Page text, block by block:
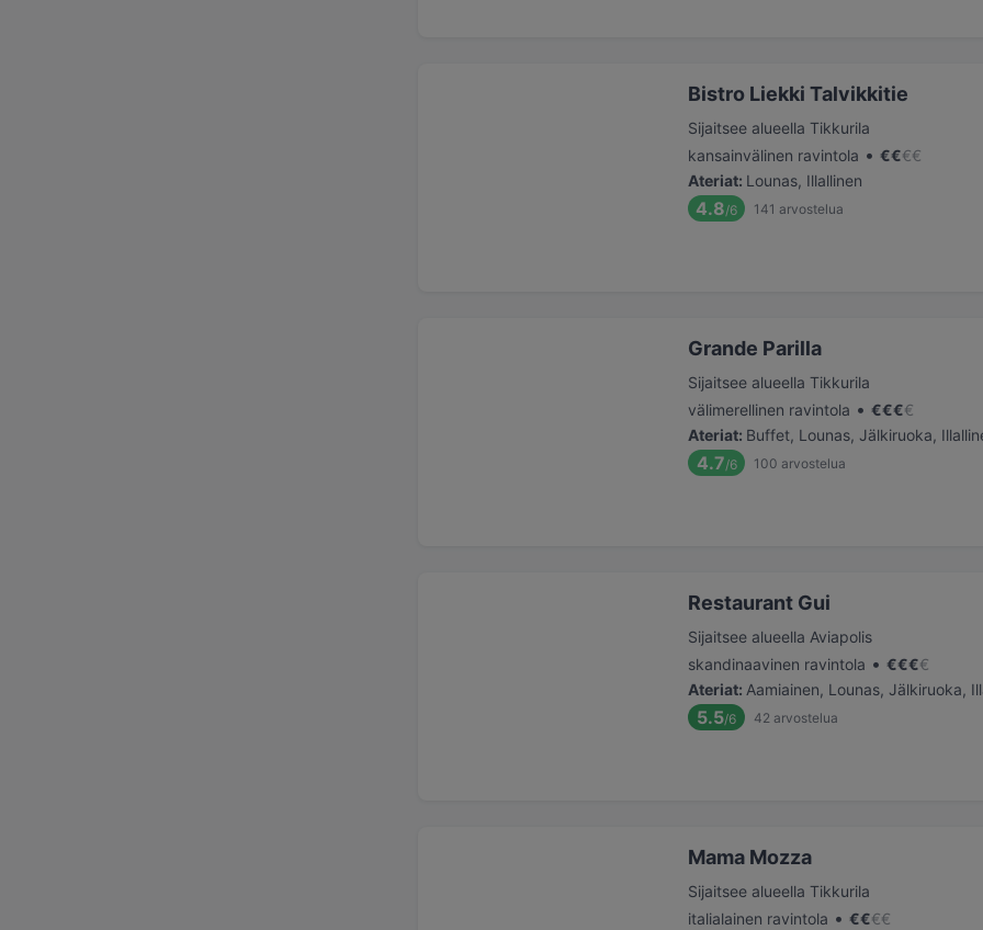
Bistro Liekki Talvikkitie
Sijaitsee alueella Tikkurila
kansainvälinen ravintola • €€€€
Ateriat: Lounas, Illallinen
4.8/6 141 arvostelua
Grande Parilla
Sijaitsee alueella Tikkurila
välimerellinen ravintola • €€€€
Ateriat: Buffet, Lounas, Jälkiruoka,
4.7/6 100 arvostelua
Restaurant Gui
Sijaitsee alueella Aviapolis
skandinaavinen ravintola • €€€€
Ateriat: Aamiainen, Lounas, Jälkiruoka,
5.5/6 42 arvostelua
Mama Mozza
Sijaitsee alueella Tikkurila
italialainen ravintola • €€€€